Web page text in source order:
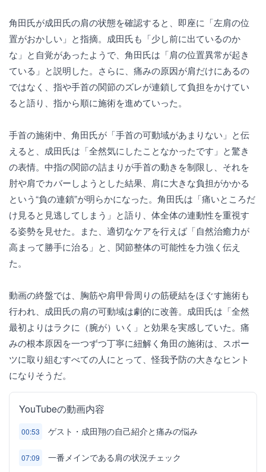
角田氏が成田氏の肩の状態を確認すると、即座に「左肩の位
置がおかしい」と指摘。成田氏も「少し前に出ているのか
な」と自覚があったようで、角田氏は「肩の位置異常が起き
ている」と説明した。さらに、痛みの原因が肩だけにあるの
ではなく、指や手首の関節のズレが連鎖して負担をかけてい
ると語り、指から順に施術を進めていった。
手首の施術中、角田氏が「手首の可動域があまりない」と伝
えると、成田氏は「全然気にしたことなかったです」と驚き
の表情。中指の関節の詰まりが手首の動きを制限し、それを
肘や肩でカバーしようとした結果、肩に大きな負担がかかる
という“負の連鎖”が明らかになった。角田氏は「痛いところだ
け見ると見逃してしまう」と語り、体全体の連動性を重視す
る姿勢を見せた。また、適切なケアを行えば「自然治癒力が
高まって勝手に治る」と、関節整体の可能性を力強く伝え
た。
動画の終盤では、胸筋や肩甲骨周りの筋硬結をほぐす施術も
行われ、成田氏の肩の可動域は劇的に改善。成田氏は「全然
最初よりはラクに（腕が）いく」と効果を実感していた。痛
みの根本原因を一つずつ丁寧に紐解く角田の施術は、スポー
ツに取り組むすべての人にとって、怪我予防の大きなヒント
になりそうだ。
YouTubeの動画内容
00:53 ゲスト・成田翔の自己紹介と痛みの悩み
07:09 一番メインである肩の状況チェック